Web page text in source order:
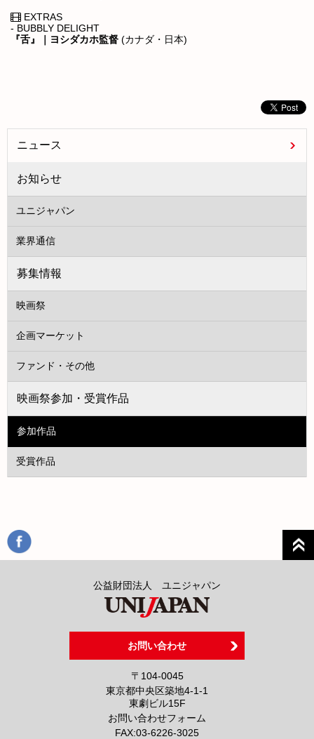
EXTRAS
- BUBBLY DELIGHT
『舌』｜ヨシダカホ監督 (カナダ・日本)
ニュース
お知らせ
ユニジャパン
業界通信
募集情報
映画祭
企画マーケット
ファンド・その他
映画祭参加・受賞作品
参加作品
受賞作品
公益財団法人 ユニジャパン
お問い合わせ
〒104-0045
東京都中央区築地4-1-1
東劇ビル15F
お問い合わせフォーム
FAX:03-6226-3025